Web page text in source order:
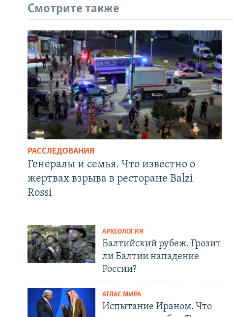
Смотрите также
РАССЛЕДОВАНИЯ
Генералы и семья. Что известно о
жертвах взрыва в ресторане Balzi
Rossi
АРХЕОЛОГИЯ
Балтийский рубеж. Грозит
ли Балтии нападение
России?
АТЛАС МИРА
Испытание Ираном. Что